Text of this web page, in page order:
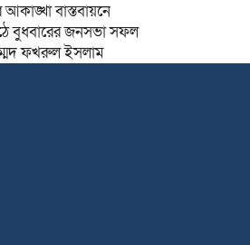
বাস্তবায়নে
বুধবারের জনসভা সফল
ফখরুল ইসলাম